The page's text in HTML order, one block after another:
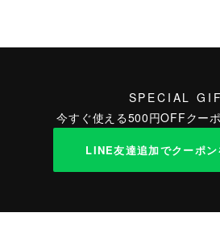
SPECIAL
今すぐ使える500円OFFクー
LINE友達追加でクーポン